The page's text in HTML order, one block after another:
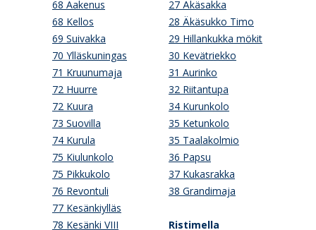
68 Aakenus
68 Kellos
69 Suivakka
70 Ylläskuningas
71 Kruunumaja
72 Huurre
72 Kuura
73 Suovilla
74 Kurula
75 Kiulunkolo
75 Pikkukolo
76 Revontuli
77 Kesänkiylläs
78 Kesänki VIII
27 Äkäsakka
28 Äkäsukko Timo
29 Hillankukka mökit
30 Kevätriekko
31 Aurinko
32 Riitantupa
34 Kurunkolo
35 Ketunkolo
35 Taalakolmio
36 Papsu
37 Kukasrakka
38 Grandimaja
Ristimella